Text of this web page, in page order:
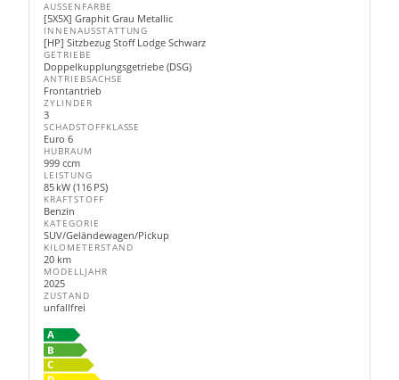
AUSSENFARBE
[5X5X] Graphit Grau Metallic
INNENAUSSTATTUNG
[HP] Sitzbezug Stoff Lodge Schwarz
GETRIEBE
Doppelkupplungsgetriebe (DSG)
ANTRIEBSACHSE
Frontantrieb
ZYLINDER
3
SCHADSTOFFKLASSE
Euro 6
HUBRAUM
999 ccm
LEISTUNG
85 kW (116 PS)
KRAFTSTOFF
Benzin
KATEGORIE
SUV/Geländewagen/Pickup
KILOMETERSTAND
20 km
MODELLJAHR
2025
ZUSTAND
unfallfrei